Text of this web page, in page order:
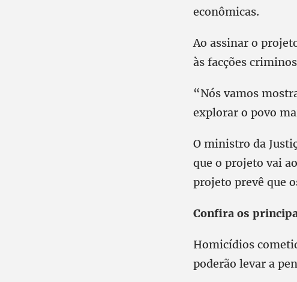
econômicas.
Ao assinar o
às facções
“Nós vamos
explorar o povo
O ministro da
que o projeto vai
projeto prevê que
Confira os
Homicídios
poderão levar a